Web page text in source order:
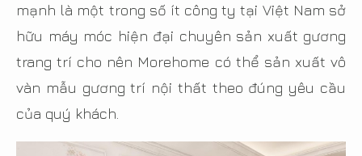
mạnh là một trong số ít công ty tại Việt Nam sở
hữu máy móc hiện đại chuyên sản xuất gương
trang trí cho nên Morehome có thể sản xuất vô
vàn mẫu gương trí nội thất theo đúng yêu cầu
của quý khách.